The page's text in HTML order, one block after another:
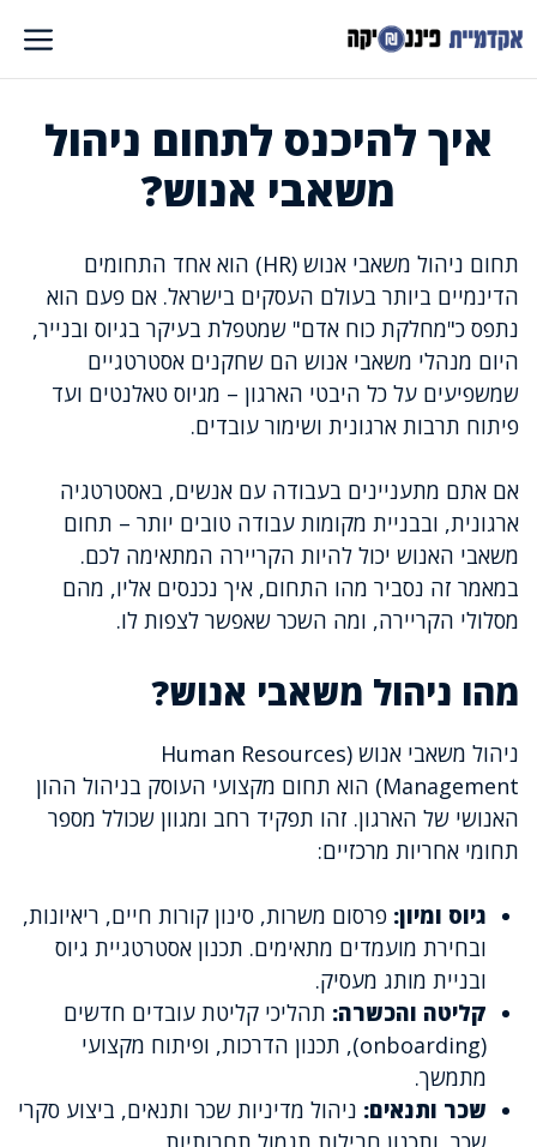
לתוכן
איך להיכנס לתחום ניהול
משאבי אנוש?
תחום ניהול משאבי אנוש (HR) הוא אחד התחומים
הדינמיים ביותר בעולם העסקים בישראל. אם פעם הוא
נתפס כ"מחלקת כוח אדם" שמטפלת בעיקר בגיוס ובנייר,
היום מנהלי משאבי אנוש הם שחקנים אסטרטגיים
שמשפיעים על כל היבטי הארגון – מגיוס טאלנטים ועד
פיתוח תרבות ארגונית ושימור עובדים.
אם אתם מתעניינים בעבודה עם אנשים, באסטרטגיה
ארגונית, ובבניית מקומות עבודה טובים יותר – תחום
משאבי האנוש יכול להיות הקריירה המתאימה לכם.
במאמר זה נסביר מהו התחום, איך נכנסים אליו, מהם
מסלולי הקריירה, ומה השכר שאפשר לצפות לו.
מהו ניהול משאבי אנוש?
ניהול משאבי אנוש (Human Resources
Management) הוא תחום מקצועי העוסק בניהול ההון
האנושי של הארגון. זהו תפקיד רחב ומגוון שכולל מספר
תחומי אחריות מרכזיים:
גיוס ומיון: פרסום משרות, סינון קורות חיים, ריאיונות,
ובחירת מועמדים מתאימים. תכנון אסטרטגיית גיוס
ובניית מותג מעסיק.
קליטה והכשרה: תהליכי קליטת עובדים חדשים
(onboarding), תכנון הדרכות, ופיתוח מקצועי
מתמשך.
שכר ותנאים: ניהול מדיניות שכר ותנאים, ביצוע סקרי